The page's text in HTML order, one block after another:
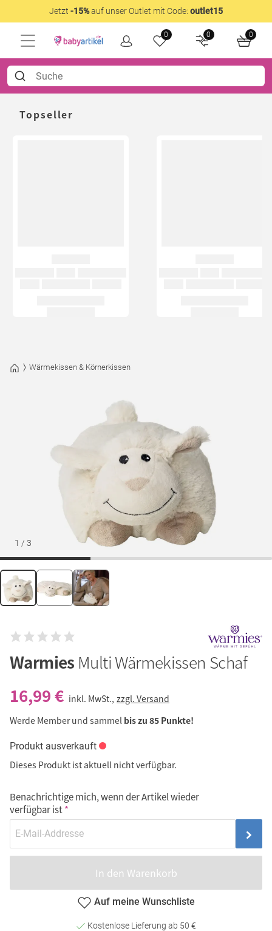
Jetzt -15%auf unser Outlet mit Code: outlet15
0 0 0
Topseller
Wärmekissen & Körnerkissen
1 / 3
Warmies Multi Wärmekissen Schaf
16,99 € inkl. MwSt., zzgl. Versand
Werde Member und sammel bis zu 85 Punkte!
Produkt ausverkauft
Dieses Produkt ist aktuell nicht verfügbar.
Benachrichtige mich, wenn der Artikel wieder
verfügbar ist
In den Warenkorb
Auf meine Wunschliste
Kostenlose Lieferung ab 50 €